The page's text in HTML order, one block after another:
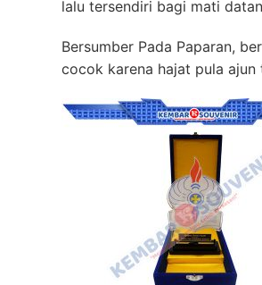
lalu tersendiri bagi mati
Bersumber Pada Paparan,
cocok karena hajat pula